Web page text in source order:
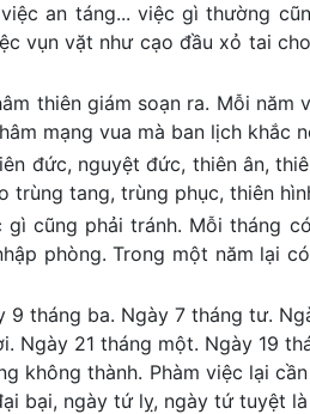
an táng... việc gì thường
vụn vặt như cạo đầu xỏ tai
thiên giám soạn ra. Mỗi
mạng vua mà ban lịch khắc
đức, nguyệt đức, thiên ân,
tang, trùng phục, thiên
cũng phải tránh. Mỗi tháng
phòng. Trong một năm lại
9 tháng ba. Ngày 7 tháng tư.
Ngày 21 tháng một. Ngày 19
không thành. Phàm việc lại
bại, ngày tứ lỵ, ngày tứ tuyệt là